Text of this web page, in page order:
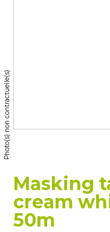
Photo(s) non contractuelle(s)
Masking
cream
50m